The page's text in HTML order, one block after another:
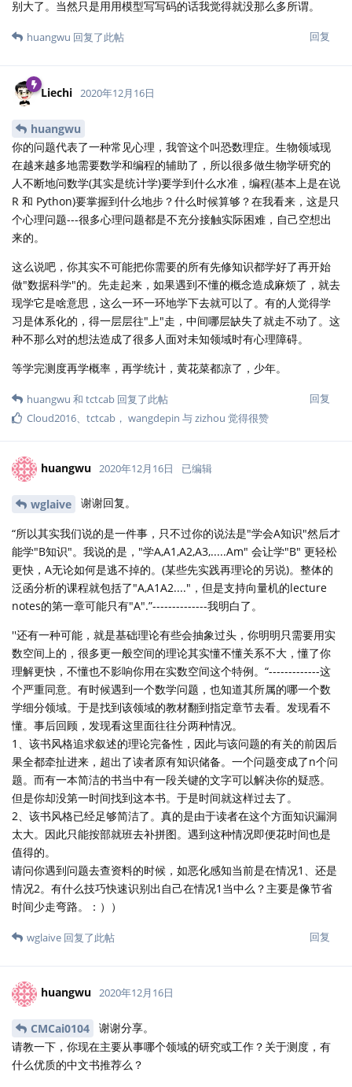
别大了。当然只是用用模型写写码的话我觉得就没那么多所谓。
回复
huangwu 回复了此帖
Liechi 2020年12月16日
huangwu
你的问题代表了一种常见心理，我管这个叫恐数理症。生物领域现
在越来越多地需要数学和编程的辅助了，所以很多做生物学研究的
人不断地问数学(其实是统计学)要学到什么水准，编程(基本上是在说
R 和 Python)要掌握到什么地步？什么时候算够？在我看来，这是只
个心理问题---很多心理问题都是不充分接触实际困难，自己空想出
来的。
这么说吧，你其实不可能把你需要的所有先修知识都学好了再开始
做"数据科学"的。先走起来，如果遇到不懂的概念造成麻烦了，就去
现学它是啥意思，这么一环一环地学下去就可以了。有的人觉得学
习是体系化的，得一层层往"上"走，中间哪层缺失了就走不动了。这
种不那么对的想法造成了很多人面对未知领域时有心理障碍。
等学完测度再学概率，再学统计，黄花菜都凉了，少年。
回复
huangwu 和 tctcab 回复了此帖
Cloud2016、 tctcab ， wangdepin 与zizhou 觉得很赞
huangwu 2020年12月16日 已编辑
wglaive 谢谢回复。
“所以其实我们说的是一件事，只不过你的说法是"学会A知识"然后才
能学"B知识"。我说的是，"学A,A1,A2,A3,.....Am" 会让学"B" 更轻松
更快，A无论如何是逃不掉的。(某些先实践再理论的另说)。整体的
泛函分析的课程就包括了"A,A1A2...."，但是支持向量机的lecture
notes的第一章可能只有"A".”--------------我明白了。
''还有一种可能，就是基础理论有些会抽象过头，你明明只需要用实
数空间上的，很多更一般空间的理论其实懂不懂关系不大，懂了你
理解更快，不懂也不影响你用在实数空间这个特例。“-------------这
个严重同意。有时候遇到一个数学问题，也知道其所属的哪一个数
学细分领域。于是找到该领域的教材翻到指定章节去看。发现看不
懂。事后回顾，发现看这里面往往分两种情况。
1、该书风格追求叙述的理论完备性，因此与该问题的有关的前因后
果全都牵扯进来，超出了读者原有知识储备。一个问题变成了n个问
题。而有一本简洁的书当中有一段关键的文字可以解决你的疑惑。
但是你却没第一时间找到这本书。于是时间就这样过去了。
2、该书风格已经足够简洁了。真的是由于读者在这个方面知识漏洞
太大。因此只能按部就班去补拼图。遇到这种情况即便花时间也是
值得的。
请问你遇到问题去查资料的时候，如恶化感知当前是在情况1、还是
情况2。有什么技巧快速识别出自己在情况1当中么？主要是像节省
时间少走弯路。：））
回复
wglaive 回复了此帖
huangwu 2020年12月16日
CMCai0104
谢谢分享。
请教一下，你现在主要从事哪个领域的研究或工作？关于测度，有
什么优质的中文书推荐么？